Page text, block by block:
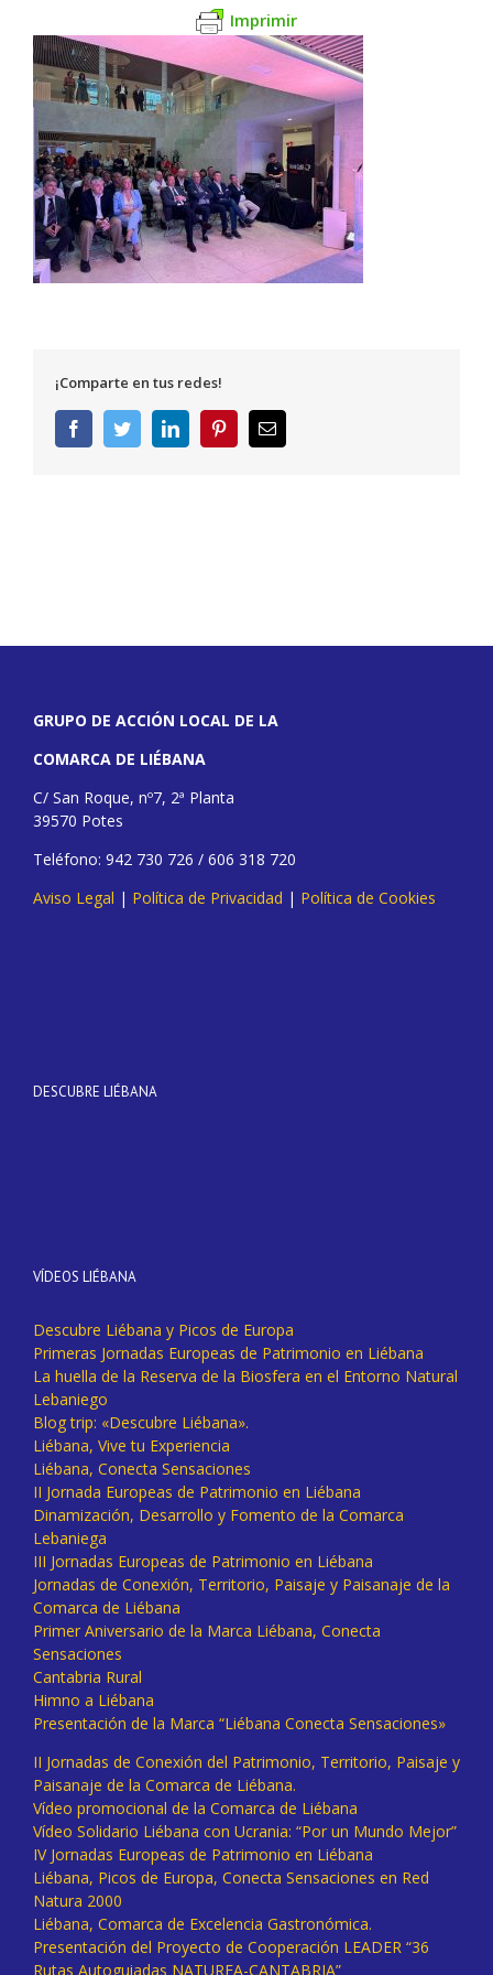
Imprimir
¡Comparte en tus redes!
FacebookTwitterLinkedInPinterestCorreo
electrónico
GRUPO DE ACCIÓN LOCAL DE LA
COMARCA DE LIÉBANA
C/ San Roque, nº7, 2ª Planta
39570 Potes
Teléfono: 942 730 726 / 606 318 720
Aviso Legal | Política de Privacidad | Política de Cookies
DESCUBRE LIÉBANA
VÍDEOS LIÉBANA
Descubre Liébana y Picos de Europa
Primeras Jornadas Europeas de Patrimonio en Liébana
La huella de la Reserva de la Biosfera en el Entorno Natural
Lebaniego
Blog trip: «Descubre Liébana».
Liébana, Vive tu Experiencia
Liébana, Conecta Sensaciones
II Jornada Europeas de Patrimonio en Liébana
Dinamización, Desarrollo y Fomento de la Comarca
Lebaniega
III Jornadas Europeas de Patrimonio en Liébana
Jornadas de Conexión, Territorio, Paisaje y Paisanaje de la
Comarca de Liébana
Primer Aniversario de la Marca Liébana, Conecta
Sensaciones
Cantabria Rural
Himno a Liébana
Presentación de la Marca “Liébana Conecta Sensaciones»
II Jornadas de Conexión del Patrimonio, Territorio, Paisaje y
Paisanaje de la Comarca de Liébana.
Vídeo promocional de la Comarca de Liébana
Vídeo Solidario Liébana con Ucrania: “Por un Mundo Mejor”
IV Jornadas Europeas de Patrimonio en Liébana
Liébana, Picos de Europa, Conecta Sensaciones en Red
Natura 2000
Liébana, Comarca de Excelencia Gastronómica.
Presentación del Proyecto de Cooperación LEADER “36
Rutas Autoguiadas NATUREA-CANTABRIA”